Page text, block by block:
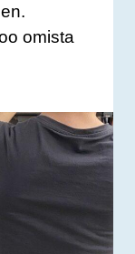
omista